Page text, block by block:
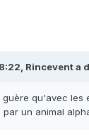
Rinceventa
qu'avec les
par un animal alph